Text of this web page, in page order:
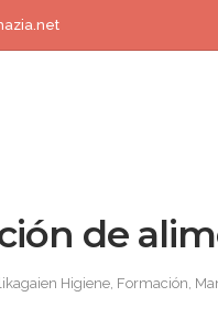
de
Higiene, Formación,